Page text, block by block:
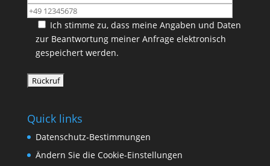
Ich stimme zu, dass meine Angaben und Daten
zur Beantwortung meiner Anfrage elektronisch
gespeichert werden.
Quick links
Datenschutz-Bestimmungen
Ändern Sie die Cookie-Einstellungen